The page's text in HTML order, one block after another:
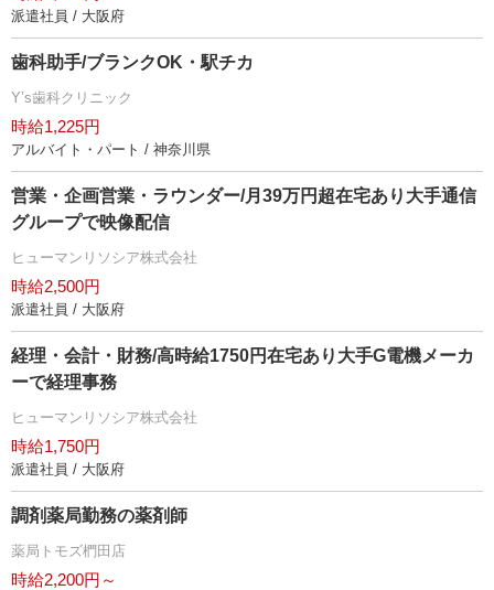
派遣社員 / 大阪府
歯科助手/ブランクOK・駅チカ
Y’s歯科クリニック
時給1,225円
アルバイト・パート / 神奈川県
営業・企画営業・ラウンダー/月39万円超在宅あり大手通信
グループで映像配信
ヒューマンリソシア株式会社
時給2,500円
派遣社員 / 大阪府
経理・会計・財務/高時給1750円在宅あり大手G電機メーカ
ーで経理事務
ヒューマンリソシア株式会社
時給1,750円
派遣社員 / 大阪府
調剤薬局勤務の薬剤師
薬局トモズ椚田店
時給2,200円～